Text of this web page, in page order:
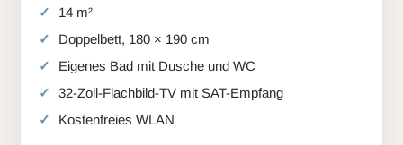
14 m²
Doppelbett, 180 × 190 cm
Eigenes Bad mit Dusche und WC
32-Zoll-Flachbild-TV mit SAT-Empfang
Kostenfreies WLAN